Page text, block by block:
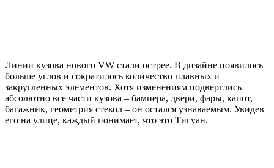
Линии кузова нового VW стали острее. В дизайне появилось
больше углов и сократилось количество плавных и
закругленных элементов. Хотя изменениям подверглись
абсолютно все части кузова – бампера, двери, фары, капот,
багажник, геометрия стекол – он остался узнаваемым. Увидев
его на улице, каждый понимает, что это Тигуан.